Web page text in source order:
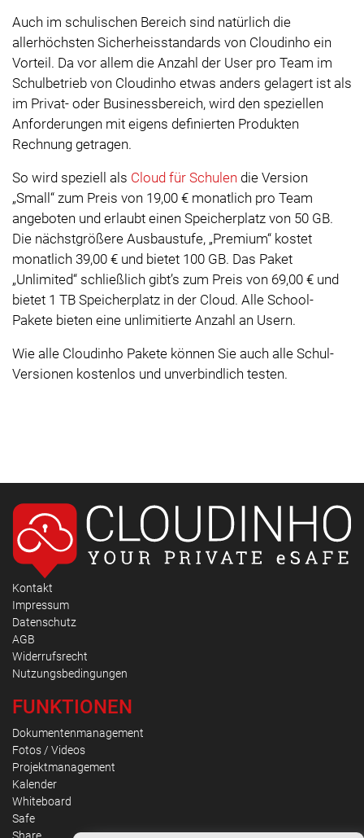
Auch im schulischen Bereich sind natürlich die
allerhöchsten Sicherheisstandards von Cloudinho ein
Vorteil. Da vor allem die Anzahl der User pro Team im
Schulbetrieb von Cloudinho etwas anders gelagert ist als
im Privat- oder Businessbereich, wird den speziellen
Anforderungen mit eigens definierten Produkten
Rechnung getragen.
So wird speziell als Cloud für Schulen die Version
„Small“ zum Preis von 19,00 € monatlich pro Team
angeboten und erlaubt einen Speicherplatz von 50 GB.
Die nächstgrößere Ausbaustufe, „Premium“ kostet
monatlich 39,00 € und bietet 100 GB. Das Paket
„Unlimited“ schließlich gibt’s zum Preis von 69,00 € und
bietet 1 TB Speicherplatz in der Cloud. Alle School-
Pakete bieten eine unlimitierte Anzahl an Usern.
Wie alle Cloudinho Pakete können Sie auch alle Schul-
Versionen kostenlos und unverbindlich testen.
Kontakt
Impressum
Datenschutz
AGB
Widerrufsrecht
Nutzungsbedingungen
FUNKTIONEN
Dokumentenmanagement
Fotos / Videos
Projektmanagement
Kalender
Whiteboard
Safe